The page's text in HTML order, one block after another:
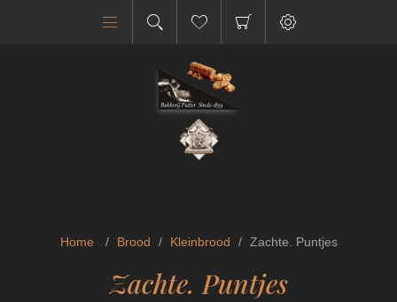
Home / Brood / Kleinbrood / Zachte. Puntjes
Zachte. Puntjes